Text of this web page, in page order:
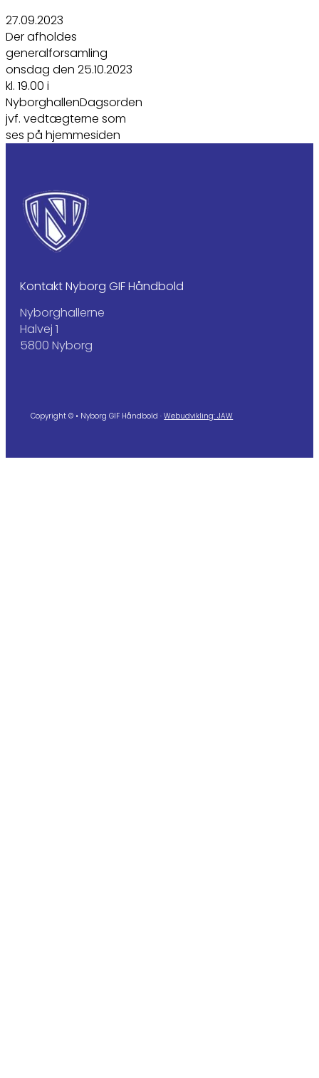
27.09.2023
Der afholdes
generalforsamling
onsdag den 25.10.2023
kl. 19.00 i
NyborghallenDagsorden
jvf. vedtægterne som
ses på hjemmesiden
Kontakt Nyborg GIF Håndbold
Nyborghallerne
Halvej 1
5800 Nyborg
Copyright © • Nyborg GIF Håndbold ·Webudvikling: JAW